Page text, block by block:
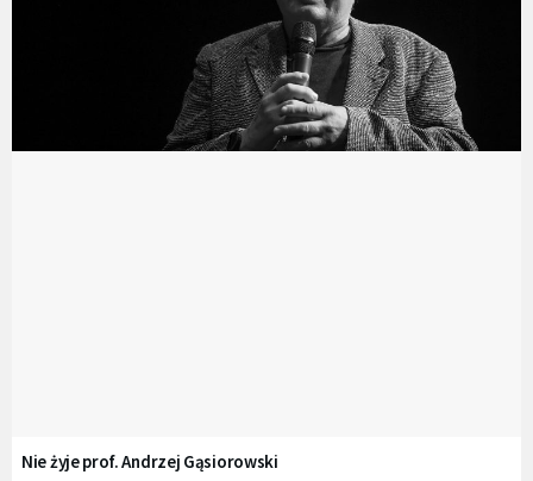
Nie żyje prof. Andrzej Gąsiorowski